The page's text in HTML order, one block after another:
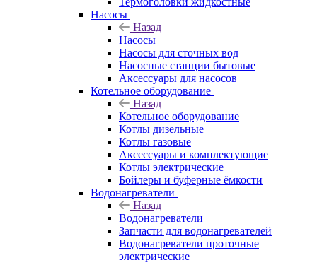
Насосы
Назад
Насосы
Насосы для сточных вод
Насосные станции бытовые
Аксессуары для насосов
Котельное оборудование
Назад
Котельное оборудование
Котлы дизельные
Котлы газовые
Аксессуары и комплектующие
Котлы электрические
Бойлеры и буферные ёмкости
Водонагреватели
Назад
Водонагреватели
Запчасти для водонагревателей
Водонагреватели проточные
электрические